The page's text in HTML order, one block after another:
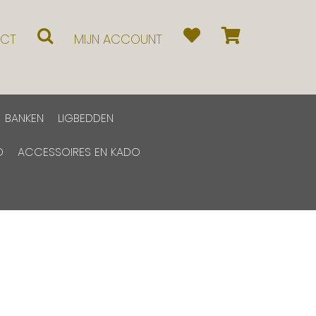
MIJN ACCOUNT
BANKEN LIGBEDDEN
ACCESSOIRES EN KADO